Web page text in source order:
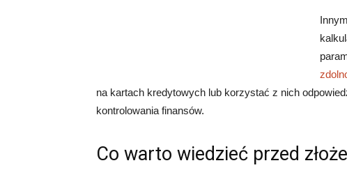
na kartach kredytowych lub korzystać z nich
kontrolowania finansów.
Co warto wiedzieć przed